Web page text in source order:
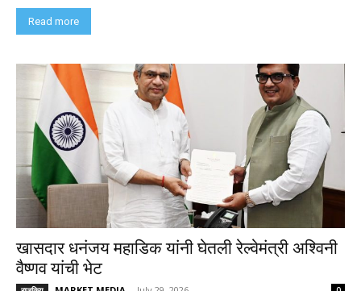
Read more
खासदार धनंजय महाडिक यांनी घेतली रेल्वेमंत्री अश्विनी
वैष्णव यांची भेट